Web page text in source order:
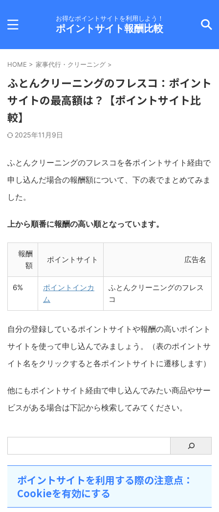
お得なポイントサイトを利用しよう！
ポイントサイト報酬比較
HOME > 家事代行・クリーニング >
ふとんクリーニングのフレスコ：ポイント
サイトの最高額は？【ポイントサイト比
較】
2025年11月9日
ふとんクリーニングのフレスコを各ポイントサイト経由で
申し込んだ場合の報酬額について、下の表でまとめてみま
した。
上から順番に報酬の高い順となっています。
報酬
額
ポイントサイト 広告名
6%
ポイントインカ
ム
ふとんクリーニングのフレス
コ
自分の登録しているポイントサイトや報酬の高いポイント
サイトを使って申し込んでみましょう。（表のポイントサ
イト名をクリックすると各ポイントサイトに遷移します）
他にもポイントサイト経由で申し込んでみたい商品やサー
ビスがある場合は下記から検索してみてください。
ポイントサイトを利用する際の注意点：
Cookieを有効にする